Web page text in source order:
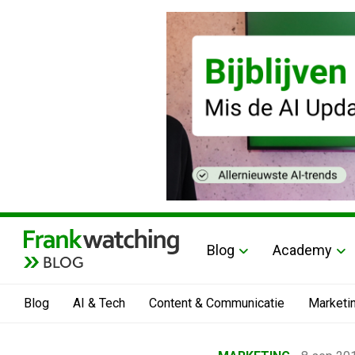
BLOG
Blog Academy
Blog AI & Tech Content & Communicatie